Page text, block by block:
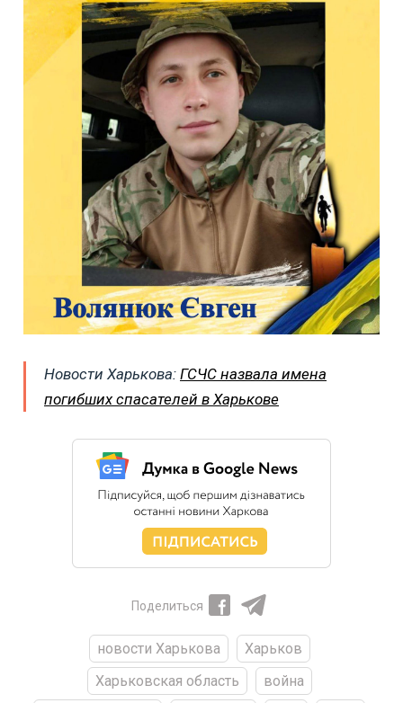
Новости Харькова: ГСЧС назвала имена
погибших спасателей в Харькове
Поделиться
новости Харькова
Харьков
Харьковская область
война